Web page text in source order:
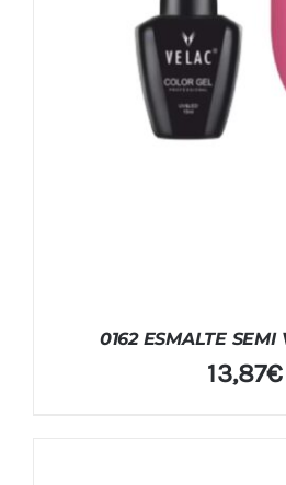
0162 ESMALTE SEMI
13,87€